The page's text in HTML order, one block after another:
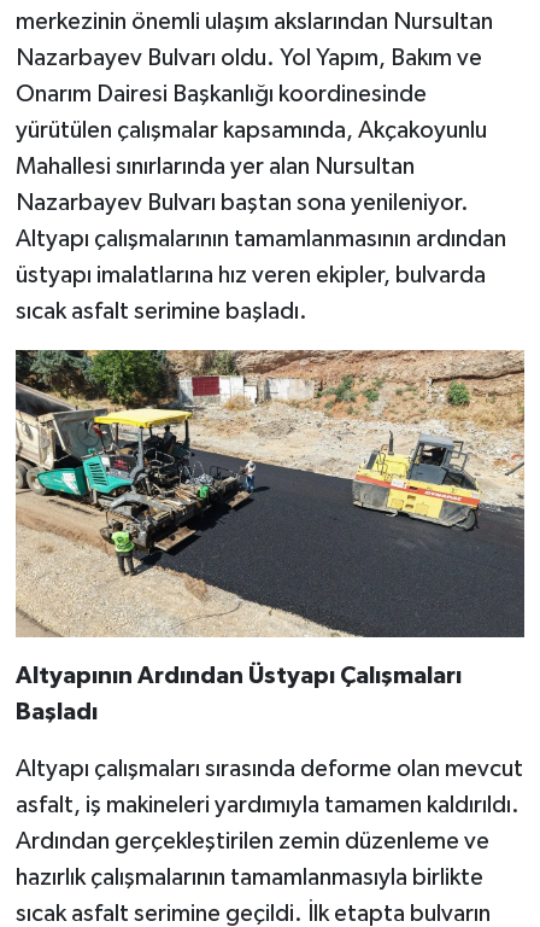
merkezinin önemli ulaşım akslarından Nursultan
Nazarbayev Bulvarı oldu. Yol Yapım, Bakım ve
Onarım Dairesi Başkanlığı koordinesinde
yürütülen çalışmalar kapsamında, Akçakoyunlu
Mahallesi sınırlarında yer alan Nursultan
Nazarbayev Bulvarı baştan sona yenileniyor.
Altyapı çalışmalarının tamamlanmasının ardından
üstyapı imalatlarına hız veren ekipler, bulvarda
sıcak asfalt serimine başladı.
Altyapının Ardından Üstyapı Çalışmaları
Başladı
Altyapı çalışmaları sırasında deforme olan mevcut
asfalt, iş makineleri yardımıyla tamamen kaldırıldı.
Ardından gerçekleştirilen zemin düzenleme ve
hazırlık çalışmalarının tamamlanmasıyla birlikte
sıcak asfalt serimine geçildi. İlk etapta bulvarın